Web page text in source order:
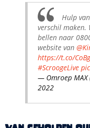
Hulp
verschil
bellen naar
website van
https://t.co/
#ScroogeLive
— Omroep MAX
2022